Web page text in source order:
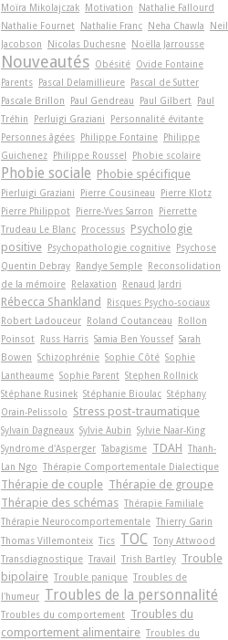
Moïra Mikolajczak Motivation
Nathalie Fallourd
Nathalie Fournet Nathalie Franc Neha Chawla
Neil
Jacobson
Nicolas Duchesne Noëlla Jarrousse
Nouveautés Obésité Ovide Fontaine
Parents Pascal Delamillieure Pascal de Sutter
Pascale Brillon
Paul Gendreau Paul Gilbert Paul
Tréhin
Perluigi Graziani
Personnalité évitante
Personnes âgées Philippe Fontaine Philippe
Guichenez Philippe Roussel Phobie scolaire
Phobie sociale Phobie spécifique
Pierluigi Graziani Pierre Cousineau
Pierre Klotz
Pierre Philippot Pierre-Yves Sarron
Pierrette
Trudeau Le Blanc Processus Psychologie
positive Psychopathologie cognitive Psychose
Quentin Debray Randye Semple Reconsolidation
de la mémoire Relaxation Renaud Jardri
Rébecca Shankland
Risques Psycho-sociaux
Robert Ladouceur Roland Coutanceau
Rollon
Poinsot Russ Harris Samia Ben Youssef Sarah
Bowen Schizophrénie Sophie Côté Sophie
Lantheaume Sophie Parent Stephen Rollnick
Stéphane Rusinek Stéphanie Bioulac Stéphany
Orain-Pelissolo
Stress post-traumatique
Sylvain Dagneaux Sylvie Aubin Sylvie Naar-King
Syndrome d'Asperger Tabagisme TDAH Thanh-
Lan Ngo Thérapie Comportementale Dialectique
Thérapie de couple Thérapie de groupe
Thérapie des schémas Thérapie Familiale
Thérapie Neurocomportementale Thierry Garin
Thomas Villemonteix Tics TOC Tony Attwood
Transdiagnostique Travail Trish Bartley Trouble
bipolaire Trouble panique Troubles de
l'humeur Troubles de la personnalité
Troubles du comportement Troubles du
comportement alimentaire Troubles du